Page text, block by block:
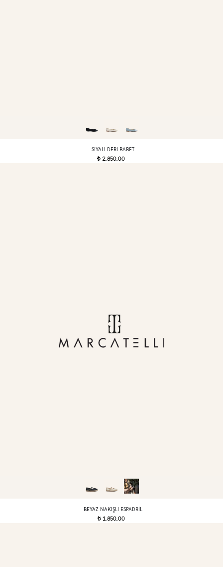
SIYAH DERI BABET
t 2.850,00
BEYAZ NAKIŞLI ESPADRIL
t1.850,00